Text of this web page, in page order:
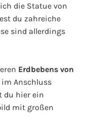
die Statue von
du zahreiche
sind allerdings
Erdbebens von
Anschluss
du hier ein
mit großen